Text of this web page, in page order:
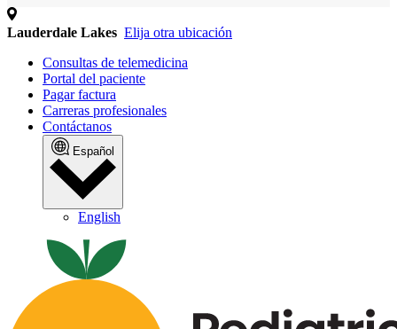
Lauderdale Lakes Elija otra ubicación
Consultas de telemedicina
Portal del paciente
Pagar factura
Carreras profesionales
Contáctanos
Español
English